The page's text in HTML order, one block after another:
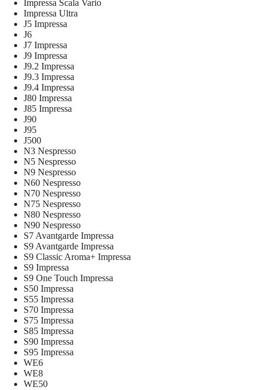
Impressa Scala Vario
Impressa Ultra
J5 Impressa
J6
J7 Impressa
J9 Impressa
J9.2 Impressa
J9.3 Impressa
J9.4 Impressa
J80 Impressa
J85 Impressa
J90
J95
J500
N3 Nespresso
N5 Nespresso
N9 Nespresso
N60 Nespresso
N70 Nespresso
N75 Nespresso
N80 Nespresso
N90 Nespresso
S7 Avantgarde Impressa
S9 Avantgarde Impressa
S9 Classic Aroma+ Impressa
S9 Impressa
S9 One Touch Impressa
S50 Impressa
S55 Impressa
S70 Impressa
S75 Impressa
S85 Impressa
S90 Impressa
S95 Impressa
WE6
WE8
WE50